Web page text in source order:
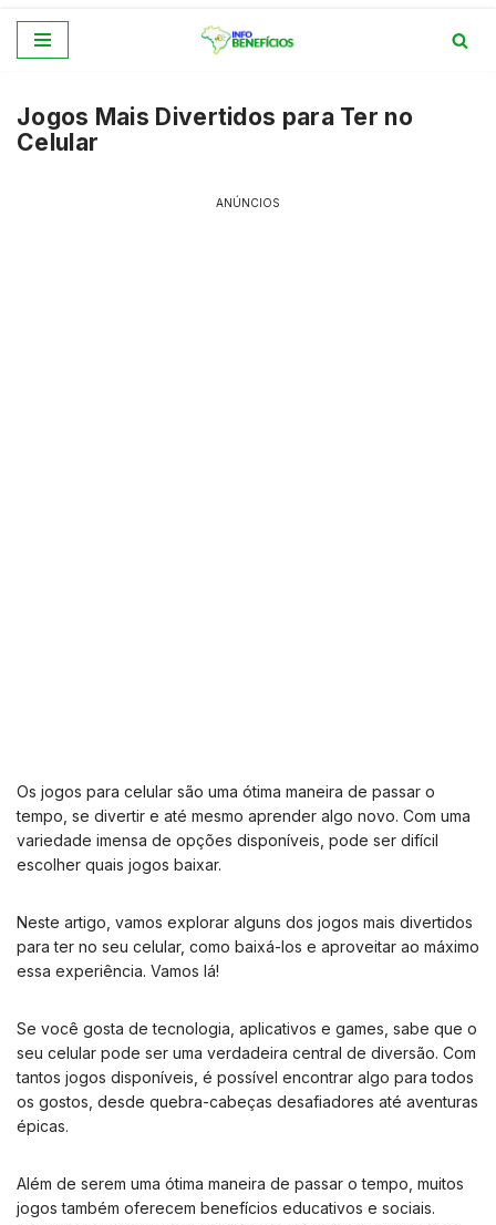
o
conteúdo
Jogos Mais Divertidos para Ter no
Celular
ANÚNCIOS
Os jogos para celular são uma ótima maneira de passar o
tempo, se divertir e até mesmo aprender algo novo. Com uma
variedade imensa de opções disponíveis, pode ser difícil
escolher quais jogos baixar.
Neste artigo, vamos explorar alguns dos jogos mais divertidos
para ter no seu celular, como baixá-los e aproveitar ao máximo
essa experiência. Vamos lá!
Se você gosta de tecnologia, aplicativos e games, sabe que o
seu celular pode ser uma verdadeira central de diversão. Com
tantos jogos disponíveis, é possível encontrar algo para todos
os gostos, desde quebra-cabeças desafiadores até aventuras
épicas.
Além de serem uma ótima maneira de passar o tempo, muitos
jogos também oferecem benefícios educativos e sociais.